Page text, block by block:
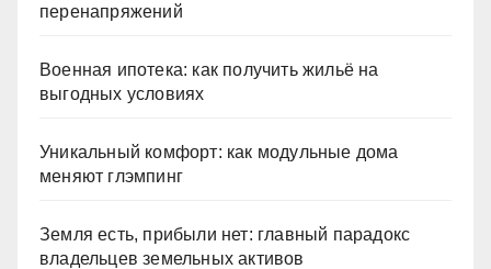
перенапряжений
Военная ипотека: как получить жильё на
выгодных условиях
Уникальный комфорт: как модульные дома
меняют глэмпинг
Земля есть, прибыли нет: главный парадокс
владельцев земельных активов